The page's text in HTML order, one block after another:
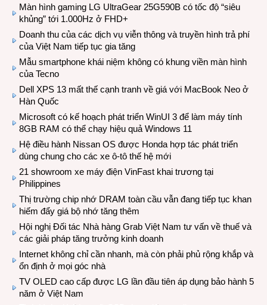
Màn hình gaming LG UltraGear 25G590B có tốc độ “siêu
khủng” tới 1.000Hz ở FHD+
Doanh thu của các dịch vụ viễn thông và truyền hình trả phí
của Việt Nam tiếp tục gia tăng
Mẫu smartphone khái niệm không có khung viền màn hình
của Tecno
Dell XPS 13 mất thế cạnh tranh về giá với MacBook Neo ở
Hàn Quốc
Microsoft có kế hoạch phát triển WinUI 3 để làm máy tính
8GB RAM có thể chạy hiệu quả Windows 11
Hệ điều hành Nissan OS được Honda hợp tác phát triển
dùng chung cho các xe ô-tô thế hệ mới
21 showroom xe máy điện VinFast khai trương tại
Philippines
Thị trường chip nhớ DRAM toàn cầu vẫn đang tiếp tục khan
hiếm đẩy giá bộ nhớ tăng thêm
Hội nghị Đối tác Nhà hàng Grab Việt Nam tư vấn về thuế và
các giải pháp tăng trưởng kinh doanh
Internet không chỉ cần nhanh, mà còn phải phủ rộng khắp và
ổn định ở mọi góc nhà
TV OLED cao cấp được LG lần đầu tiên áp dụng bảo hành 5
năm ở Việt Nam